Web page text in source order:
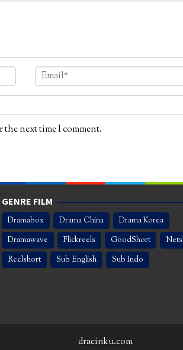
the next time I comment.
GENRE FILM
Dramabox Drama China
Drama Korea
Dramawave
Flickreels GoodShort
Reelshort
Sub English Sub Indo
dracinku.com